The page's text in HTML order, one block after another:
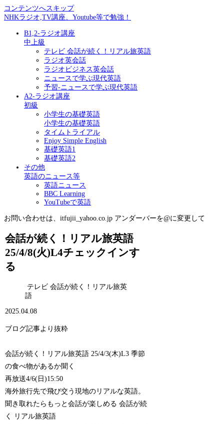
コンテンツへスキップ
NHKラジオ,TV講座、Youtube等で勉強！
B1,2-ラジオ講座
中上級
テレビ 会話が続く！リアル旅英語
ラジオ英会話
ラジオビジネス英会話
ニュースで学ぶ現代英語
予習-ニュースで学ぶ現代英語
A2-ラジオ講座
初級
小学生の基礎英語
小学生の基礎英語
タイムトライアル
Enjoy Simple English
基礎英語1
基礎英語2
その他
英語のニュース等
英語ニュース
BBC Learning
YouTubeで英語
お問い合わせは、itfujii_yahoo.co.jp アンダーバーを@に変更して
会話が続く！リアル旅英語
25/4/8(火)L4チェックインす
る
テレビ 会話が続く！リアル旅英
語
2025.04.08
ブログ記事より抜粋
会話が続く！リアル旅英語 25/4/3(木)L3 季節
の食べ物があるか聞く
再放送4/6(日)15:50
海外旅行先で飛び交う現地のリアルな英語。
聞き取れたらもっと会話が楽しめる 会話が続
く リアル旅英語